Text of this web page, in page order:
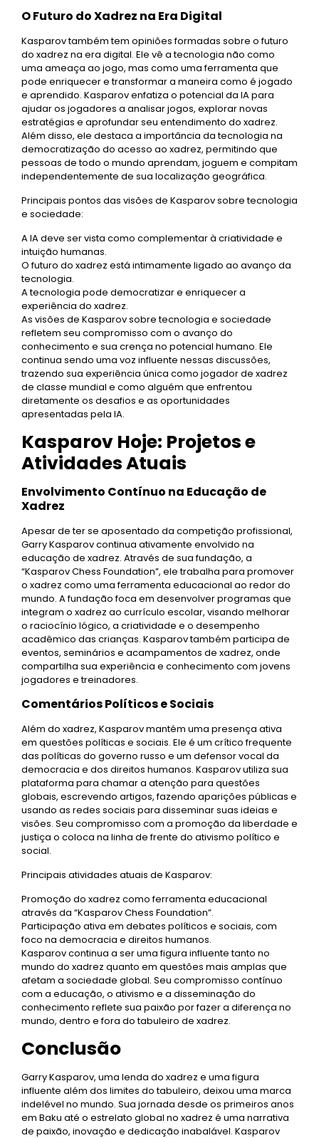
O Futuro do Xadrez na Era Digital
Kasparov também tem opiniões formadas sobre o futuro
do xadrez na era digital. Ele vê a tecnologia não como
uma ameaça ao jogo, mas como uma ferramenta que
pode enriquecer e transformar a maneira como é jogado
e aprendido. Kasparov enfatiza o potencial da IA para
ajudar os jogadores a analisar jogos, explorar novas
estratégias e aprofundar seu entendimento do xadrez.
Além disso, ele destaca a importância da tecnologia na
democratização do acesso ao xadrez, permitindo que
pessoas de todo o mundo aprendam, joguem e compitam
independentemente de sua localização geográfica.
Principais pontos das visões de Kasparov sobre tecnologia
e sociedade:
A IA deve ser vista como complementar à criatividade e
intuição humanas.
O futuro do xadrez está intimamente ligado ao avanço da
tecnologia.
A tecnologia pode democratizar e enriquecer a
experiência do xadrez.
As visões de Kasparov sobre tecnologia e sociedade
refletem seu compromisso com o avanço do
conhecimento e sua crença no potencial humano. Ele
continua sendo uma voz influente nessas discussões,
trazendo sua experiência única como jogador de xadrez
de classe mundial e como alguém que enfrentou
diretamente os desafios e as oportunidades
apresentadas pela IA.
Kasparov Hoje: Projetos e
Atividades Atuais
Envolvimento Contínuo na Educação de
Xadrez
Apesar de ter se aposentado da competição profissional,
Garry Kasparov continua ativamente envolvido na
educação de xadrez. Através de sua fundação, a
“Kasparov Chess Foundation”, ele trabalha para promover
o xadrez como uma ferramenta educacional ao redor do
mundo. A fundação foca em desenvolver programas que
integram o xadrez ao currículo escolar, visando melhorar
o raciocínio lógico, a criatividade e o desempenho
acadêmico das crianças. Kasparov também participa de
eventos, seminários e acampamentos de xadrez, onde
compartilha sua experiência e conhecimento com jovens
jogadores e treinadores.
Comentários Políticos e Sociais
Além do xadrez, Kasparov mantém uma presença ativa
em questões políticas e sociais. Ele é um crítico frequente
das políticas do governo russo e um defensor vocal da
democracia e dos direitos humanos. Kasparov utiliza sua
plataforma para chamar a atenção para questões
globais, escrevendo artigos, fazendo aparições públicas e
usando as redes sociais para disseminar suas ideias e
visões. Seu compromisso com a promoção da liberdade e
justiça o coloca na linha de frente do ativismo político e
social.
Principais atividades atuais de Kasparov:
Promoção do xadrez como ferramenta educacional
através da “Kasparov Chess Foundation”.
Participação ativa em debates políticos e sociais, com
foco na democracia e direitos humanos.
Kasparov continua a ser uma figura influente tanto no
mundo do xadrez quanto em questões mais amplas que
afetam a sociedade global. Seu compromisso contínuo
com a educação, o ativismo e a disseminação do
conhecimento reflete sua paixão por fazer a diferença no
mundo, dentro e fora do tabuleiro de xadrez.
Conclusão
Garry Kasparov, uma lenda do xadrez e uma figura
influente além dos limites do tabuleiro, deixou uma marca
indelével no mundo. Sua jornada desde os primeiros anos
em Baku até o estrelato global no xadrez é uma narrativa
de paixão, inovação e dedicação inabalável. Kasparov